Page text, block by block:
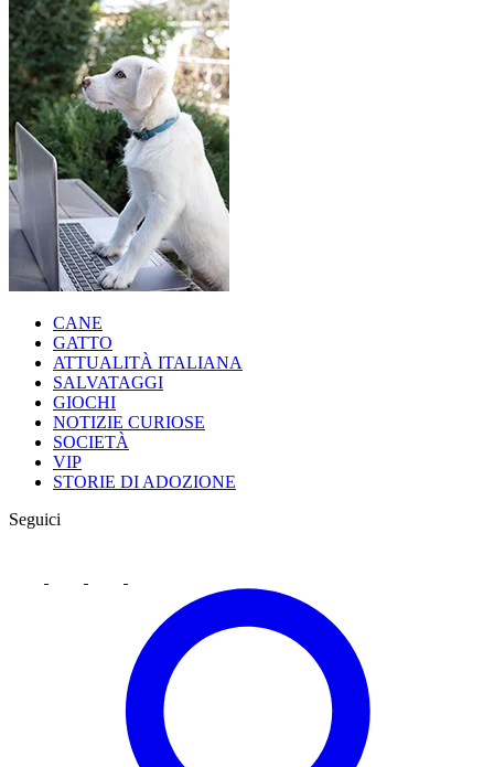
CANE
GATTO
ATTUALITÀ ITALIANA
SALVATAGGI
GIOCHI
NOTIZIE CURIOSE
SOCIETÀ
VIP
STORIE DI ADOZIONE
Seguici